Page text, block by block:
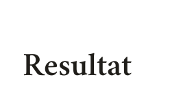
Resultat